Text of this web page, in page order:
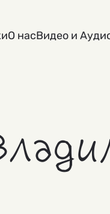
О насВидео и